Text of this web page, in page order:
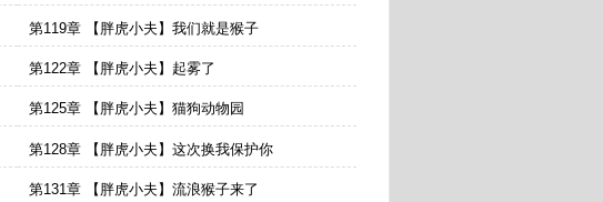
饰？
第119章 【胖虎小夫】我们就是猴子
第122章 【胖虎小夫】起雾了
第125章 【胖虎小夫】猫狗动物园
第128章 【胖虎小夫】这次换我保护你
第131章 【胖虎小夫】流浪猴子来了